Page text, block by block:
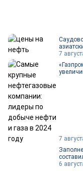
7
7
6